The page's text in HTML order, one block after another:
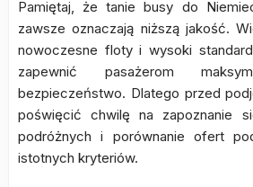
Pamiętaj, że tanie busy do
zawsze oznaczają niższą jakość.
nowoczesne floty i wysoki
zapewnić pasażerom
bezpieczeństwo. Dlatego przed
poświęcić chwilę na zapoznanie
podróżnych i porównanie ofert
istotnych kryteriów.